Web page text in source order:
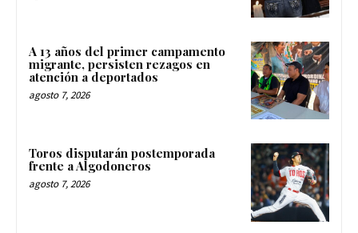
A 13 años del primer campamento
migrante, persisten rezagos en
atención a deportados
agosto 7, 2026
Toros disputarán postemporada
frente a Algodoneros
agosto 7, 2026